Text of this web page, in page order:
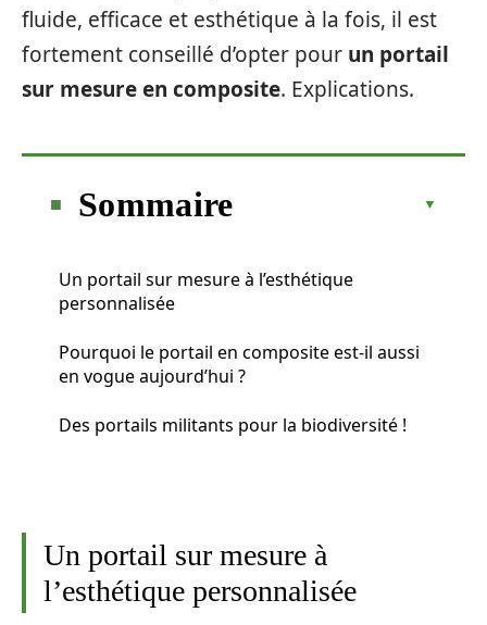
fluide, efficace et esthétique à la fois, il est
fortement conseillé d’opter pour un portail
sur mesure en composite. Explications.
Sommaire
Un portail sur mesure à l’esthétique
personnalisée
Pourquoi le portail en composite est-il aussi
en vogue aujourd’hui ?
Des portails militants pour la biodiversité !
Un portail sur mesure à
l’esthétique personnalisée